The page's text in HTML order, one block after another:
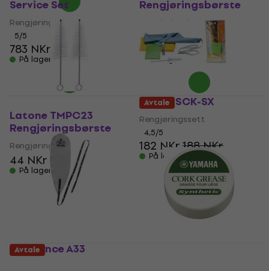
Service Set
Rengjøringssett
5/5
783 NKr
På lager
Rengjøringsbørste
Rengjøringsbørste
5/5
22,20 NKr
På lager
Latone TMPC23
Rengjøringsbørste
Rengjøringsbørste
44 NKr
På lager
Stagg SCK-SX
Rengjøringssett
4,5/5
182 NKr188 NKr
På lager
BG France A33
Rengjøringsbørste
Avtale
Avtale